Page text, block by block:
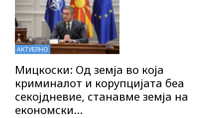
АКТУЕЛНО
Мицкоски: Од земја во која
криминалот и корупцијата беа
секојдневие, станавме земја на
економски…